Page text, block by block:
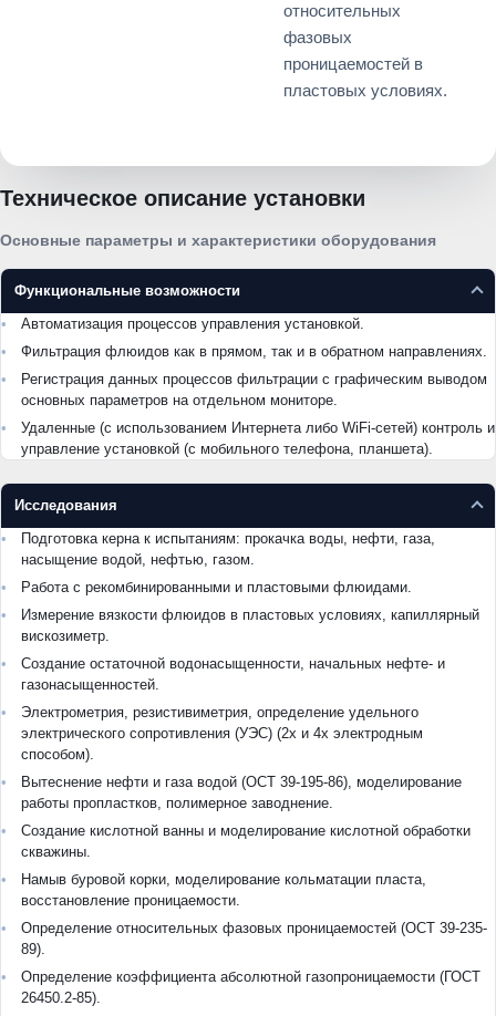
относительных
фазовых
проницаемостей в
пластовых условиях.
Техническое описание установки
Основные параметры и характеристики оборудования
Функциональные возможности
Автоматизация процессов управления установкой.
Фильтрация флюидов как в прямом, так и в обратном направлениях.
Регистрация данных процессов фильтрации с графическим выводом
основных параметров на отдельном мониторе.
Удаленные (с использованием Интернета либо WiFi-сетей) контроль и
управление установкой (с мобильного телефона, планшета).
Исследования
Подготовка керна к испытаниям: прокачка воды, нефти, газа,
насыщение водой, нефтью, газом.
Работа с рекомбинированными и пластовыми флюидами.
Измерение вязкости флюидов в пластовых условиях, капиллярный
вискозиметр.
Создание остаточной водонасыщенности, начальных нефте- и
газонасыщенностей.
Электрометрия, резистивиметрия, определение удельного
электрического сопротивления (УЭС) (2х и 4х электродным
способом).
Вытеснение нефти и газа водой (ОСТ 39-195-86), моделирование
работы пропластков, полимерное заводнение.
Создание кислотной ванны и моделирование кислотной обработки
скважины.
Намыв буровой корки, моделирование кольматации пласта,
восстановление проницаемости.
Определение относительных фазовых проницаемостей (ОСТ 39-235-
89).
Определение коэффициента абсолютной газопроницаемости (ГОСТ
26450.2-85).